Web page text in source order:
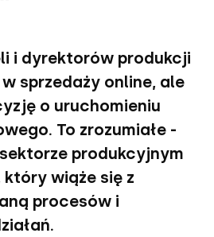
i dyrektorów produkcji
sprzedaży online, ale
o uruchomieniu
To zrozumiałe -
produkcyjnym
wiąże się z
procesów i